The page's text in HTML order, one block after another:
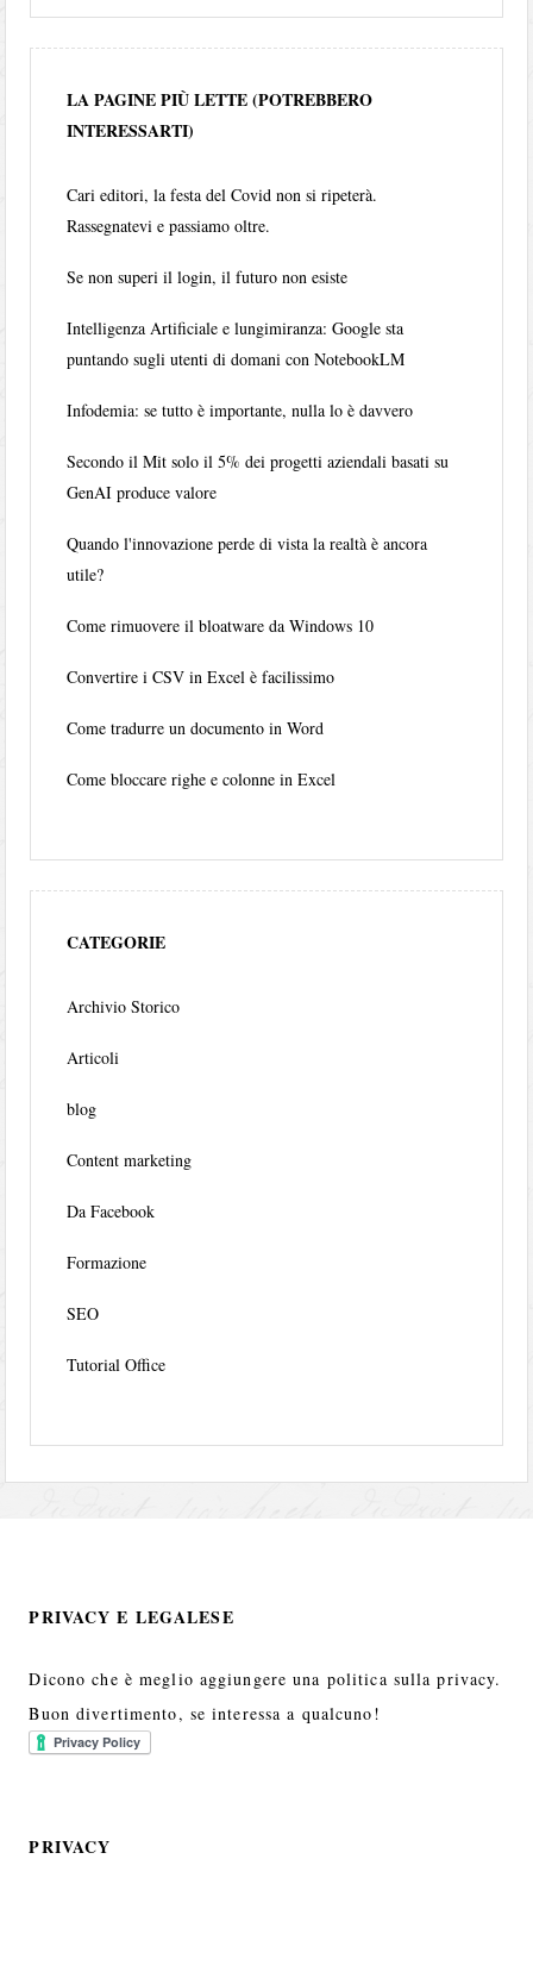
LA PAGINE PIÙ LETTE (POTREBBERO
INTERESSARTI)
Cari editori, la festa del Covid non si ripeterà.
Rassegnatevi e passiamo oltre.
Se non superi il login, il futuro non esiste
Intelligenza Artificiale e lungimiranza: Google sta
puntando sugli utenti di domani con NotebookLM
Infodemia: se tutto è importante, nulla lo è davvero
Secondo il Mit solo il 5% dei progetti aziendali basati su
GenAI produce valore
Quando l'innovazione perde di vista la realtà è ancora
utile?
Come rimuovere il bloatware da Windows 10
Convertire i CSV in Excel è facilissimo
Come tradurre un documento in Word
Come bloccare righe e colonne in Excel
CATEGORIE
Archivio Storico
Articoli
blog
Content marketing
Da Facebook
Formazione
SEO
Tutorial Office
PRIVACY E LEGALESE
Dicono che è meglio aggiungere una politica sulla privacy.
Buon divertimento, se interessa a qualcuno!
PRIVACY